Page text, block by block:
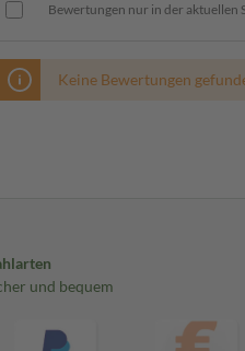
Bewertungen nur in der aktuellen
Keine Bewertungen
und bequem